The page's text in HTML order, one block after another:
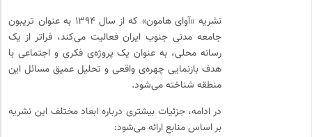
نشریه «آوای هامون» که از سال ۱۳۹۴ به عنوان تریبون
جامعه مدنی جنوب ایران فعالیت می‌کند، فراتر از یک
رسانه محلی، به عنوان یک پروژه‌ی فکری و اجتماعی با
هدف بازنمایی چهره‌ی واقعی و تحلیل عمیق مسائل این
منطقه شناخته می‌شود.
در ادامه، جزئیات بیشتری درباره ابعاد مختلف این نشریه
بر اساس منابع ارائه می‌شود: